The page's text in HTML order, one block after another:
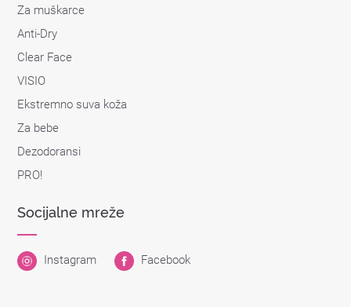
Za muškarce
Anti-Dry
Clear Face
VISIO
Ekstremno suva koža
Za bebe
Dezodoransi
PRO!
Socijalne mreže
Instagram Facebook